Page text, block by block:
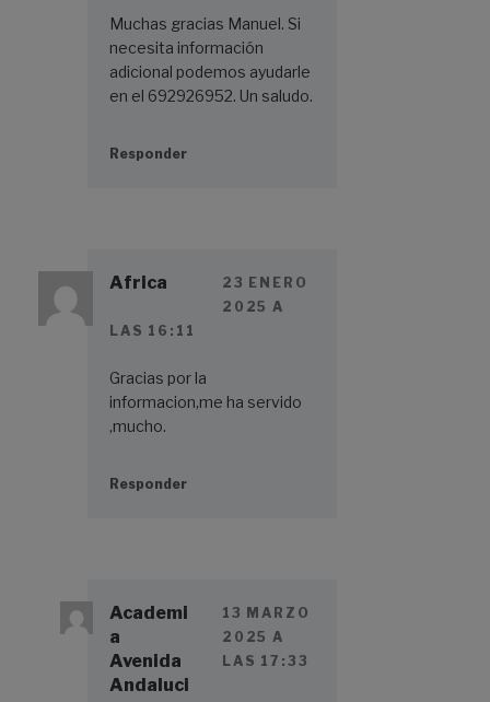
Muchas gracias Manuel. Si
necesita información
adicional podemos ayudarle
en el 692926952. Un saludo.
Responder
Africa
23 ENERO
2025 A
LAS 16:11
Gracias por la
informacion,me ha servido
,mucho.
Responder
Academi
a
Avenida
Andaluci
13 MARZO
2025 A
LAS 17:33